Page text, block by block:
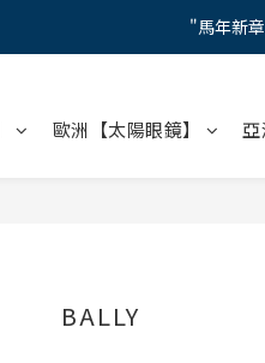
"馬年新
"馬年新
【蔡司MAX防
歐洲【太陽眼鏡】 亞
BALLY